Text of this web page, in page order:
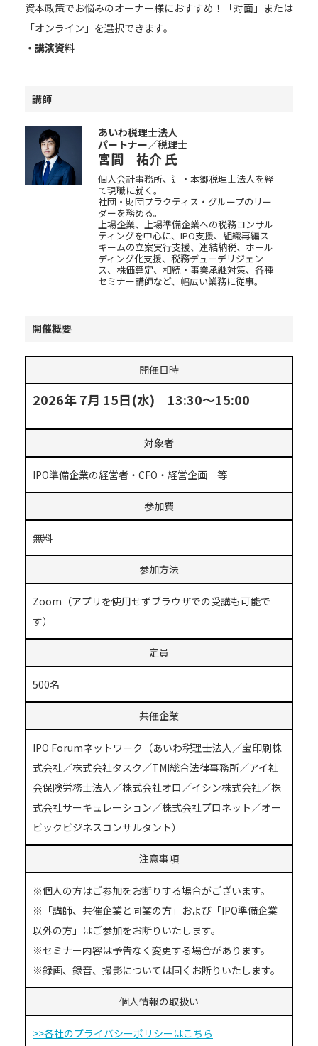
資本政策でお悩みのオーナー様におすすめ！「対面」または
「オンライン」を選択できます。
・講演資料
講師
あいわ税理士法人
パートナー／税理士
宮間 祐介 氏
個人会計事務所、辻・本郷税理士法人を経
て現職に就く。
社団・財団プラクティス・グループのリー
ダーを務める。
上場企業、上場準備企業への税務コンサル
ティングを中心に、IPO支援、組織再編ス
キームの立案実行支援、連結納税、ホール
ディング化支援、税務デューデリジェン
ス、株価算定、相続・事業承継対策、各種
セミナー講師など、幅広い業務に従事。
開催概要
開催日時
2026年 7月 15日(水) 13:30～15:00
対象者
IPO準備企業の経営者・CFO・経営企画 等
参加費
無料
参加方法
Zoom（アプリを使用せずブラウザでの受講も可能で
す）
定員
500名
共催企業
IPO Forumネットワーク（あいわ税理士法人／宝印刷株
式会社／株式会社タスク／TMI総合法律事務所／アイ社
会保険労務士法人／株式会社オロ／イシン株式会社／株
式会社サーキュレーション／株式会社プロネット／オー
ビックビジネスコンサルタント）
注意事項
※個人の方はご参加をお断りする場合がございます。
※「講師、共催企業と同業の方」および「IPO準備企業
以外の方」はご参加をお断りいたします。
※セミナー内容は予告なく変更する場合があります。
※録画、録音、撮影については固くお断りいたします。
個人情報の取扱い
>>各社のプライバシーポリシーはこちら